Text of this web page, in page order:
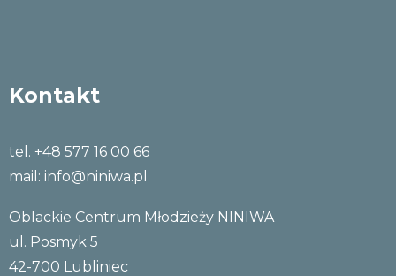
Kontakt
tel. +48 577 16 00 66
mail: info@niniwa.pl
Oblackie Centrum Młodzieży NINIWA
ul. Posmyk 5
42-700 Lubliniec